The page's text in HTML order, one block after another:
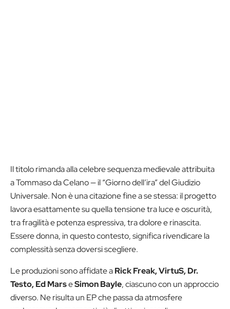
Il titolo rimanda alla celebre sequenza medievale attribuita
a Tommaso da Celano — il “Giorno dell’ira” del Giudizio
Universale. Non è una citazione fine a se stessa: il progetto
lavora esattamente su quella tensione tra luce e oscurità,
tra fragilità e potenza espressiva, tra dolore e rinascita.
Essere donna, in questo contesto, significa rivendicare la
complessità senza doversi scegliere.
Le produzioni sono affidate aRick Freak, VirtuS, Dr.
Testo, Ed MarseSimon Bayle, ciascuno con un approccio
diverso. Ne risulta un EP che passa da atmosfere